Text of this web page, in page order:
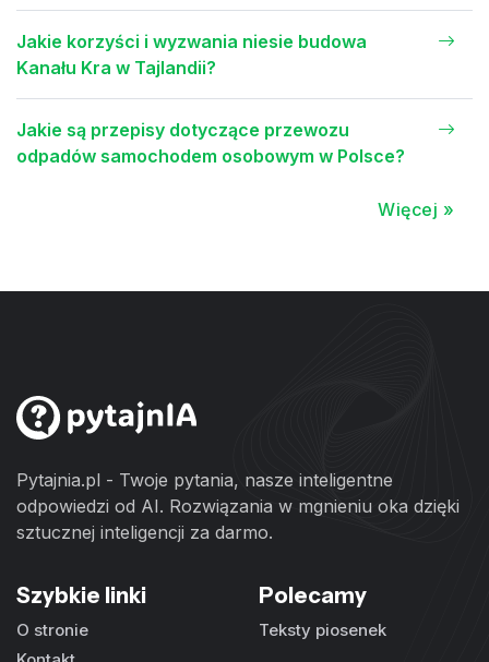
Jakie korzyści i wyzwania niesie budowa
Kanału Kra w Tajlandii?
Jakie są przepisy dotyczące przewozu
odpadów samochodem osobowym w Polsce?
Więcej »
Pytajnia.pl - Twoje pytania, nasze inteligentne
odpowiedzi od AI. Rozwiązania w mgnieniu oka dzięki
sztucznej inteligencji za darmo.
Szybkie linki
O stronie
Polecamy
Teksty piosenek